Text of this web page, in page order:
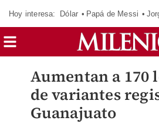
Hoy interesa: Dólar Papá de Messi
Aumentan a 170
de variantes
Guanajuato